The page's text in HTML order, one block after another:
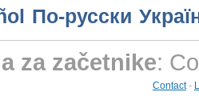
По-русски
za začetnike:
Contact-